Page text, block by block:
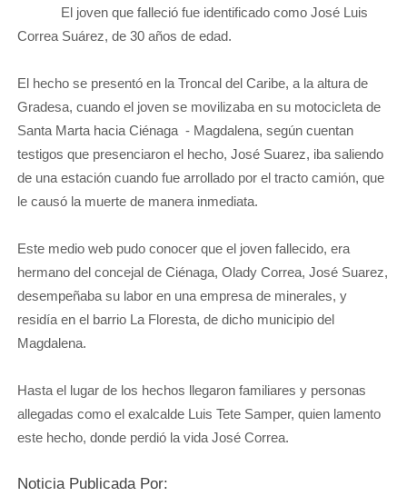
El joven que falleció fue identificado como José Luis
Correa Suárez, de 30 años de edad.
El hecho se presentó en la Troncal del Caribe, a la altura de
Gradesa, cuando el joven se movilizaba en su motocicleta de
Santa Marta hacia Ciénaga - Magdalena, según cuentan
testigos que presenciaron el hecho, José Suarez, iba saliendo
de una estación cuando fue arrollado por el tracto camión, que
le causó la muerte de manera inmediata.
Este medio web pudo conocer que el joven fallecido, era
hermano del concejal de Ciénaga, Olady Correa, José Suarez,
desempeñaba su labor en una empresa de minerales, y
residía en el barrio La Floresta, de dicho municipio del
Magdalena.
Hasta el lugar de los hechos llegaron familiares y personas
allegadas como el exalcalde Luis Tete Samper, quien lamento
este hecho, donde perdió la vida José Correa.
Noticia Publicada Por: